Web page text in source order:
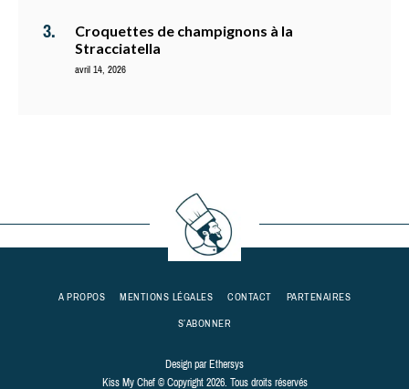
Croquettes de champignons à la
Stracciatella
avril 14, 2026
A PROPOS MENTIONS LÉGALES CONTACT
PARTENAIRES
S’ABONNER
Design parEthersys
Kiss My Chef © Copyright 2026. Tous droits réservés